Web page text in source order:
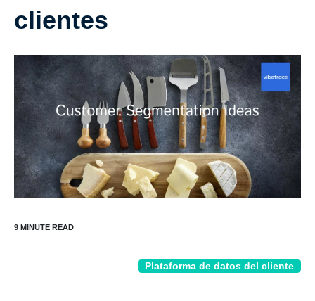
clientes
Plataforma de datos del cliente